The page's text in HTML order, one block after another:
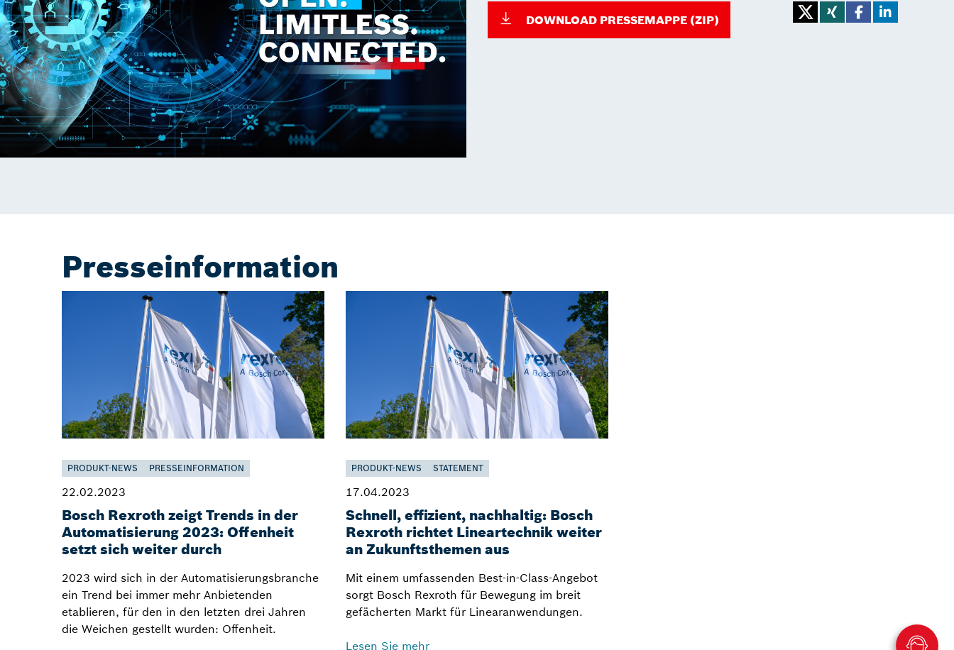
DOWNLOAD PRESSEMAPPE (ZIP)
Presseinformation
PRODUKT-NEWS PRESSEINFORMATION
22.02.2023
Bosch Rexroth zeigt Trends in der
Automatisierung 2023: Offenheit
setzt sich weiter durch
2023 wird sich in der Automatisierungsbranche
ein Trend bei immer mehr Anbietenden
etablieren, für den in den letzten drei Jahren
die Weichen gestellt wurden: Offenheit.
PRODUKT-NEWS STATEMENT
17.04.2023
Schnell, effizient, nachhaltig: Bosch
Rexroth richtet Lineartechnik weiter
an Zukunftsthemen aus
Mit einem umfassenden Best-in-Class-Angebot
sorgt Bosch Rexroth für Bewegung im breit
gefächerten Markt für Linearanwendungen.
Lesen Sie mehr